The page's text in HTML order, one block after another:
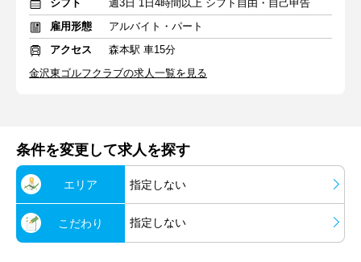
シフト
週3日 1日4時間以上 シフト自由・自己申告
雇用形態
アルバイト・パート
アクセス
森本駅 車15分
金沢東ゴルフクラブの求人一覧を見る
条件を変更して求人を探す
エリア 指定しない
こだわり 指定しない